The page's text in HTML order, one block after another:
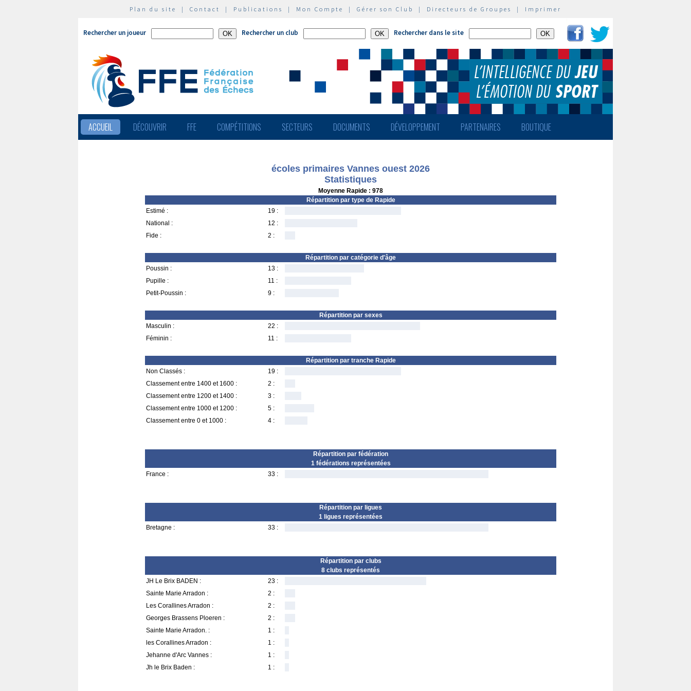
Plan du site | Contact | Publications | Mon Compte | Gérer son Club | Directeurs de Groupes | Imprimer
Rechercher un joueur Rechercher un club Rechercher dans le site
ACCUEIL DÉCOUVRIR FFE COMPÉTITIONS SECTEURS DOCUMENTS DÉVELOPPEMENT PARTENAIRES BOUTIQUE
écoles primaires Vannes ouest 2026
Statistiques
Moyenne Rapide : 978
Répartition par type de Rapide
Estimé :
19 :
National :
12 :
Fide :
2 :
Répartition par catégorie d'âge
Poussin :
13 :
Pupille :
11 :
Petit-Poussin :
9 :
Répartition par sexes
Masculin :
22 :
Féminin :
11 :
Répartition par tranche Rapide
Non Classés :
19 :
Classement entre 1400 et 1600 :
2 :
Classement entre 1200 et 1400 :
3 :
Classement entre 1000 et 1200 :
5 :
Classement entre 0 et 1000 :
4 :
Répartition par fédération
1 fédérations représentées
France :
33 :
Répartition par ligues
1 ligues représentées
Bretagne :
33 :
Répartition par clubs
8 clubs représentés
JH Le Brix BADEN :
23 :
Sainte Marie Arradon :
2 :
Les Corallines Arradon :
2 :
Georges Brassens Ploeren :
2 :
Sainte Marie Arradon. :
1 :
les Corallines Arradon :
1 :
Jehanne d'Arc Vannes :
1 :
Jh le Brix Baden :
1 :